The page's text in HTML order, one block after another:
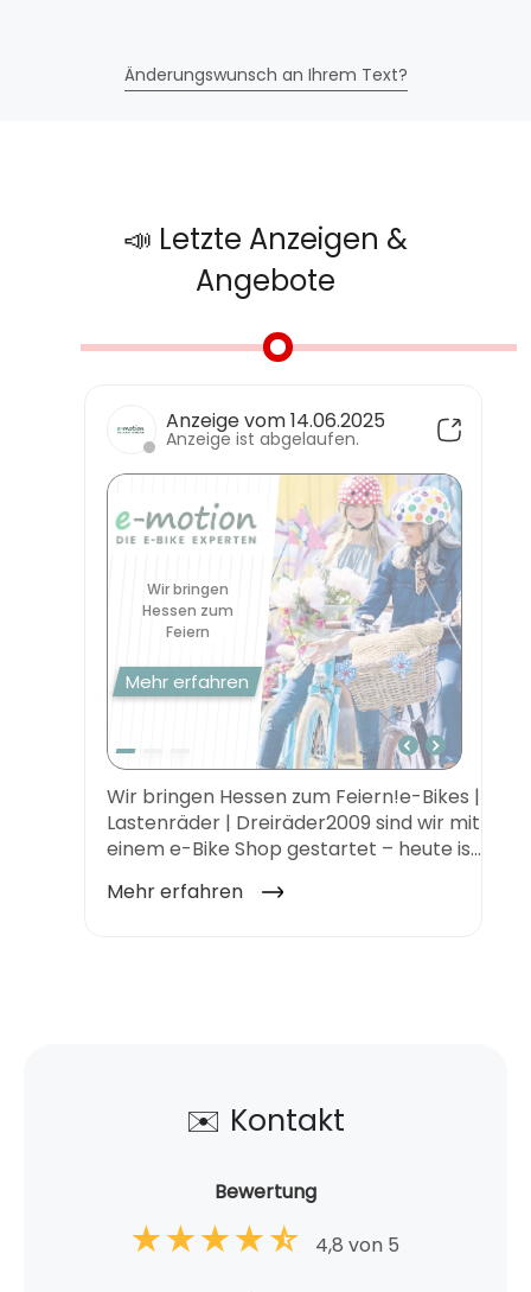
Änderungswunsch an Ihrem Text?
✉️ Kontakt
Bewertung
4,8 von 5